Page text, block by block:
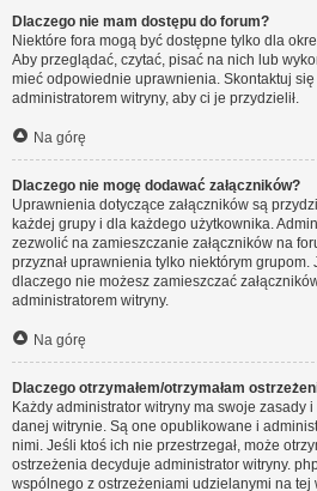
Dlaczego nie mam dostępu do forum?
Niektóre fora mogą być dostępne tylko dla
Aby przeglądać, czytać, pisać na nich lub
mieć odpowiednie uprawnienia. Skontaktuj
administratorem witryny, aby ci je przydzielił.
Na górę
Dlaczego nie mogę dodawać załączników?
Uprawnienia dotyczące załączników są
każdej grupy i dla każdego użytkownika.
zezwolić na zamieszczanie załączników na
przyznał uprawnienia tylko niektórym
dlaczego nie możesz zamieszczać
administratorem witryny.
Na górę
Dlaczego otrzymałem/otrzymałam
Każdy administrator witryny ma swoje zasady
danej witrynie. Są one opublikowane i
nimi. Jeśli ktoś ich nie przestrzegał, może
ostrzeżenia decyduje administrator witryny.
wspólnego z ostrzeżeniami udzielanymi na